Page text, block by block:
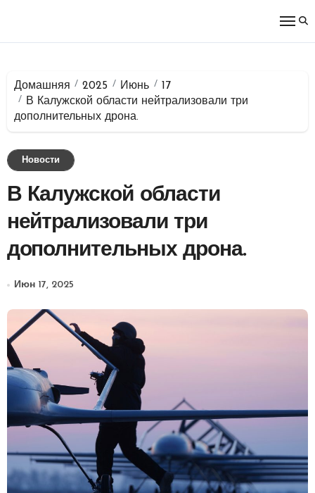
Домашняя 2025 Июнь
17
В Калужской области нейтрализовали три
дополнительных дрона.
Новости
В Калужской области
нейтрализовали три
дополнительных дрона.
Июн 17, 2025